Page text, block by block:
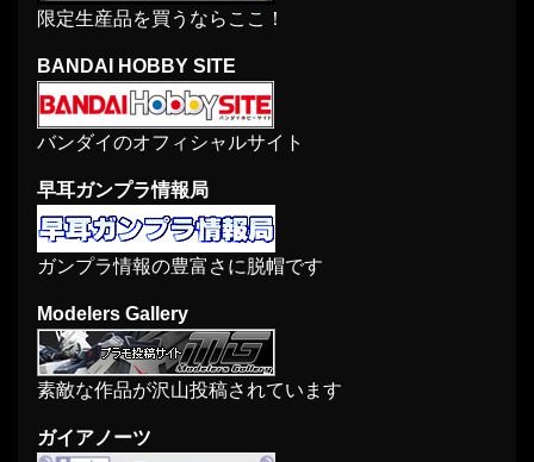
限定生産品を買うならここ！
BANDAI HOBBY SITE
バンダイのオフィシャルサイト
早耳ガンプラ情報局
ガンプラ情報の豊富さに脱帽です
Modelers Gallery
素敵な作品が沢山投稿されています
ガイアノーツ